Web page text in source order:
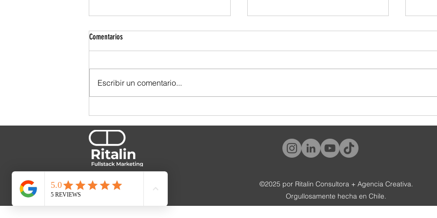
¿Y tú, qué tipo de cliente eres?
Comentarios
Escribir un comentario...
©2025 por Ritalin Consultora + Agencia Creativa.
Orgullosamente hecha en Chile.